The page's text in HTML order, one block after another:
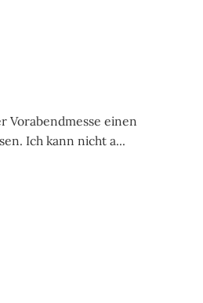
Vorabendmesse einen
Ich kann nicht a...